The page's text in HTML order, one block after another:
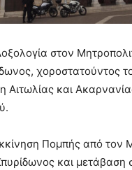
στον
χοροστατούντος
Αιτωλίας και
Πομπής από τον
και μετάβαση